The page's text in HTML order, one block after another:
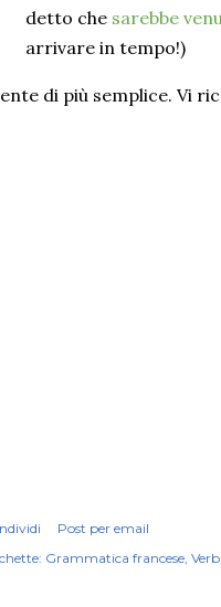
detto che sarebbe
arrivare in tempo!)
di più semplice. Vi
Post per email
Grammatica francese